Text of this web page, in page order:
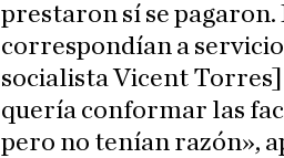
prestaron sí se pagaron.
correspondían a
socialista Vicent Torres]
quería conformar las
pero no tenían razón»,